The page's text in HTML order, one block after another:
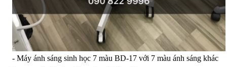
- Máy ánh sáng sinh học 7 màu BD-17 với 7 màu ánh sáng khác